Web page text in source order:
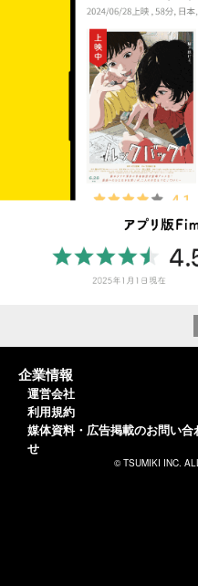
企業情報
運営会社
利用規約
媒体資料・広告掲載のお問い合
せ
© TSUMIKI INC.